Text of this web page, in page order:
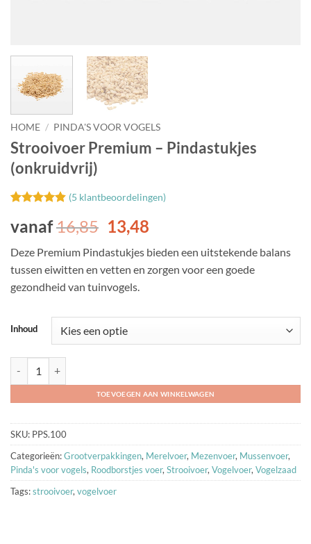
HOME / PINDA'S VOOR VOGELS
Strooivoer Premium – Pindastukjes
(onkruidvrij)
4.8op 5
gebaseerd
op
klant
waarderingen
(5 klantbeoordelingen)
vanaf16,85 13,48
Deze Premium Pindastukjes bieden een uitstekende balans
tussen eiwitten en vetten en zorgen voor een goede
gezondheid van tuinvogels.
Inhoud
TOEVOEGEN AAN WINKELWAGEN
SKU: PPS.100
Categorieën:Grootverpakkingen, Merelvoer, Mezenvoer, Mussenvoer,
Pinda's voor vogels, Roodborstjes voer, Strooivoer, Vogelvoer, Vogelzaad
Tags:strooivoer, vogelvoer